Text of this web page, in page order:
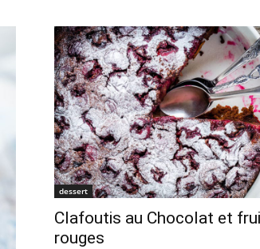
dessert
Clafoutis au Chocolat et
rouges